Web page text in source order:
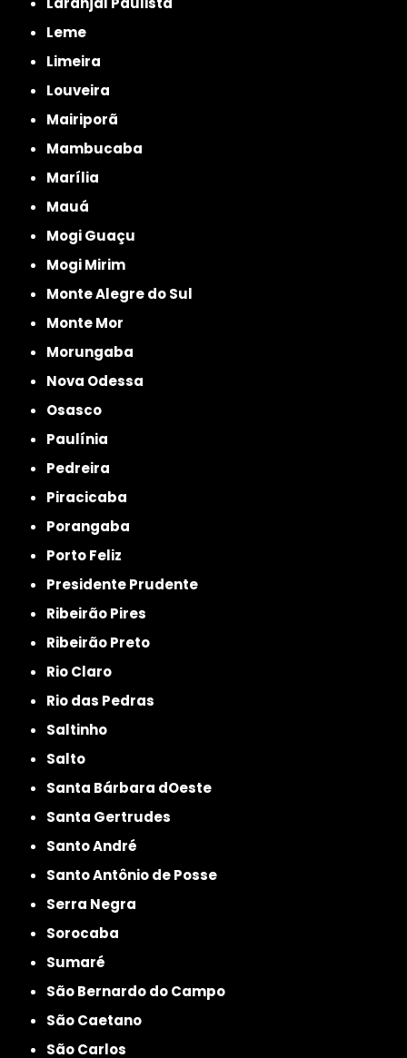
Leme
Limeira
Louveira
Mairiporã
Mambucaba
Marília
Mauá
Mogi Guaçu
Mogi Mirim
Monte Alegre do Sul
Monte Mor
Morungaba
Nova Odessa
Osasco
Paulínia
Pedreira
Piracicaba
Porangaba
Porto Feliz
Presidente Prudente
Ribeirão Pires
Ribeirão Preto
Rio Claro
Rio das Pedras
Saltinho
Salto
Santa Bárbara dOeste
Santa Gertrudes
Santo André
Santo Antônio de Posse
Serra Negra
Sorocaba
Sumaré
São Bernardo do Campo
São Caetano
São Carlos